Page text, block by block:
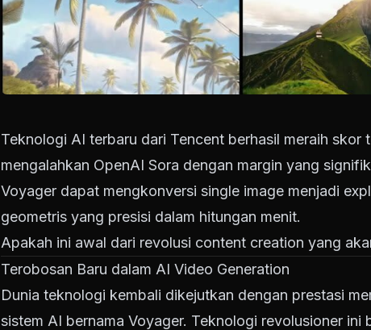
Teknologi AI terbaru dari Tencent berhasil meraih
mengalahkan OpenAI Sora dengan margin yang
Voyager dapat mengkonversi single image menjadi
geometris yang presisi dalam hitungan menit.
Apakah ini awal dari revolusi content creation yang
Terobosan Baru dalam AI Video Generation
Dunia teknologi kembali dikejutkan dengan prestasi
sistem AI bernama Voyager. Teknologi revolusioner